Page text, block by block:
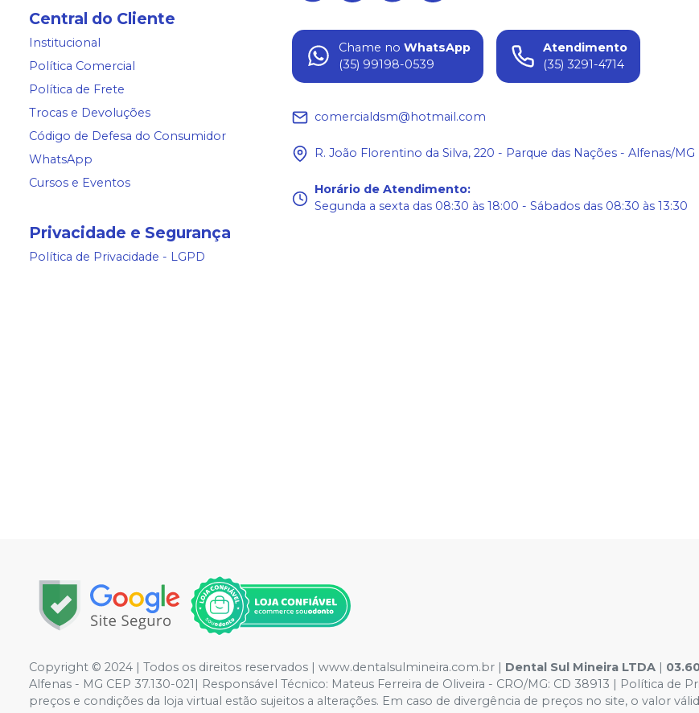
Central do Cliente
Institucional
Política Comercial
Política de Frete
Trocas e Devoluções
Código de Defesa do Consumidor
WhatsApp
Cursos e Eventos
Privacidade e Segurança
Política de Privacidade - LGPD
Chame no WhatsApp
(35) 99198-0539
Atendimento
(35) 3291-4714
comercialdsm@hotmail.com
R. João Florentino da Silva, 220 - Parque das Nações - Alfenas/MG
Horário de Atendimento:
Segunda a sexta das 08:30 às 18:00 - Sábados das 08:30 às 13:30
Copyright © 2024 | Todos os direitos reservados | www.dentalsulmineira.com.br | Dental Sul Mineira LTDA
Alfenas - MG CEP 37.130-021| Responsável Técnico: Mateus Ferreira de Oliveira - CRO/MG: CD 38913 | Política de
preços e condições da loja virtual estão sujeitos a alterações. Em caso de divergência de preços no site, o valor